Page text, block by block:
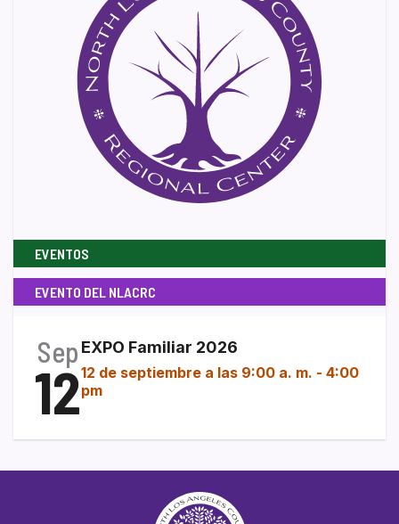
EVENTOS
EVENTO DEL NLACRC
Sep
12
EXPO Familiar 2026
12 de septiembre a las 9:00 a. m. - 4:00
pm